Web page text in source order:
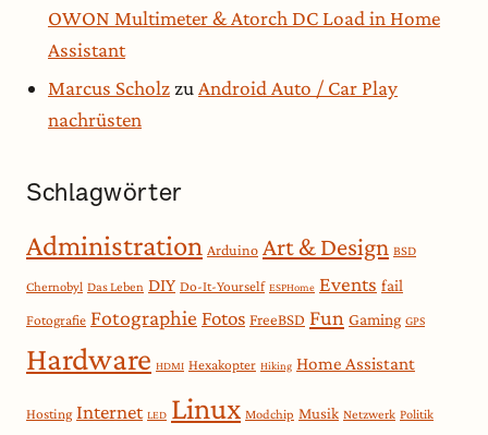
OWON Multimeter & Atorch DC Load in Home
Assistant
Marcus ScholzzuAndroid Auto / Car Play
nachrüsten
Schlagwörter
Administration Arduino Art & Design BSD
Chernobyl Das Leben DIY Do-It-Yourself ESPHome Events fail
Fotografie Fotographie Fotos FreeBSD Fun Gaming GPS
Hardware HDMI Hexakopter Hiking Home Assistant
Hosting Internet LED Linux Modchip Musik Netzwerk Politik